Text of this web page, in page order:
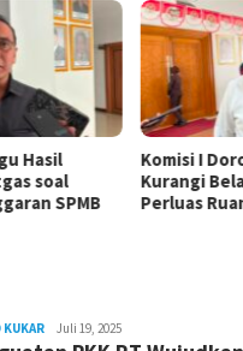
Hasil
soal
SPMB
Komisi I
Kurangi
Perluas
KUKAR Admin
Pesut
Juli 19, 2025